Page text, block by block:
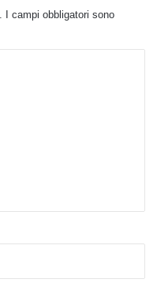
I campi obbligatori sono